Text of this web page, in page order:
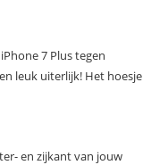
7 Plus tegen
leuk uiterlijk! Het hoesje
en zijkant van jouw